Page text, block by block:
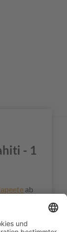
- 1
ab